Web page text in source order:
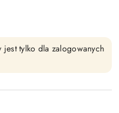
tylko dla zalogowanych